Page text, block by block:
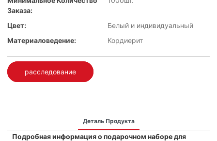
Заказа:
Цвет:
Белый и индивидуальный
Материаловедение:
Кордиерит
расследование
Деталь Продукта
Подробная информация о подарочном наборе для